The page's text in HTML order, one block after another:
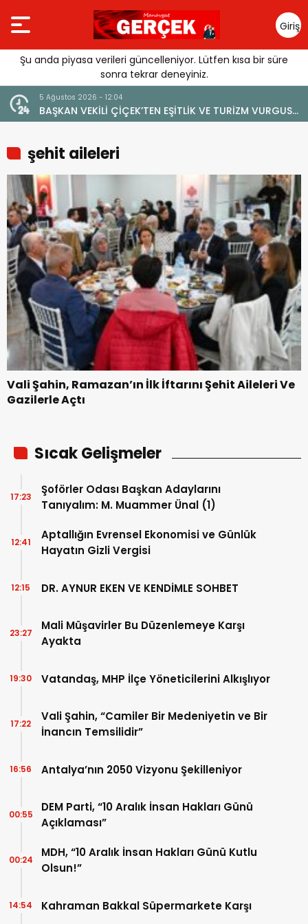
Giriş
Yap
Şu anda piyasa verileri güncelleniyor. Lütfen kısa bir süre
sonra tekrar deneyiniz.
5 Ağustos 2026 - 12:04
BAŞKAN VEKİLİ ÇİÇEK’TEN EŞİTLİK VE TURİZM VURGUSU:
“MANAVGAT’IN MARKA DEĞERİNE ZARAR VERİLMEMELİ”
şehit aileleri
Vali Şahin, Ramazan’ın İlk İftarını Şehit Aileleri Ve
Gazilerle Açtı
Sıcak Gelişmeler
Şoförler Odası Başkan Adaylarını
Tanıyalım: M. Muammer Ünal (1)
17:23
Aptallığın Evrensel Ekonomisi ve Günlük
Hayatın Gizli Vergisi
12:41
DR. AYNUR EKEN VE KENDİMLE SOHBET
12:15
Mali Müşavirler Bu Düzenlemeye Karşı
Ayakta
23:27
Vatandaş, MHP İlçe Yöneticilerini Alkışlıyor
19:30
Vali Şahin, “Camiler Bir Medeniyetin ve Bir
İnancın Temsilidir”
17:22
Antalya’nın 2050 Vizyonu Şekilleniyor
16:56
DEM Parti, “10 Aralık İnsan Hakları Günü
Açıklaması”
00:55
MDH, “10 Aralık İnsan Hakları Günü Kutlu
Olsun!”
00:24
Kahraman Bakkal Süpermarkete Karşı
14:54